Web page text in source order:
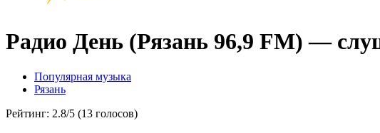
Радио День (Рязань 96,9 FM) —
Популярная музыка
Рязань
Рейтинг: 2.8/5 (13 голосов)